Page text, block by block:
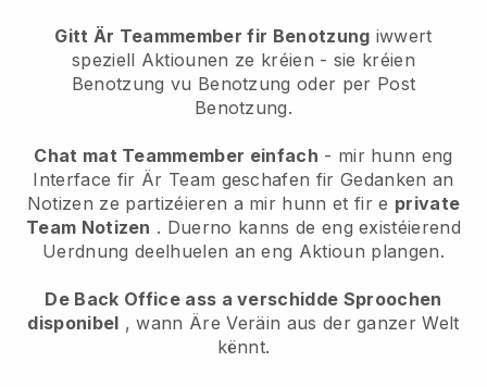
Gitt Är Teammember fir Benotzung iwwert
speziell Aktiounen ze kréien - sie kréien
Benotzung vu Benotzung oder per Post
Benotzung.
Chat mat Teammember einfach - mir hunn eng
Interface fir Är Team geschafen fir Gedanken an
Notizen ze partizéieren a mir hunn et fir e private
Team Notizen . Duerno kanns de eng existéierend
Uerdnung deelhuelen an eng Aktioun plangen.
De Back Office ass a verschidde Sproochen
disponibel , wann Äre Veräin aus der ganzer Welt
kënnt.